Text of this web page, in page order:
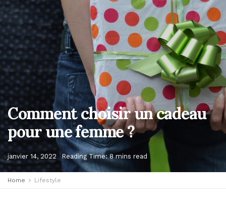
Comment choisir un cadeau
pour une femme ?
janvier 14, 2022 Reading Time: 8 mins read
Home Lifestyle